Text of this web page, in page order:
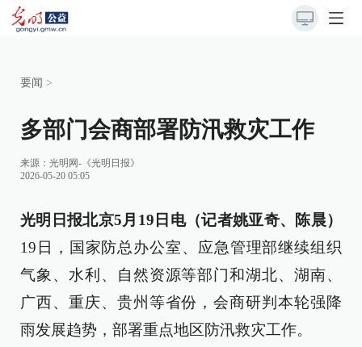
要闻 >
多部门会商部署防汛救灾工作
来源： 光明网-《光明日报》
2026-05-20 05:05
光明日报北京5月19日电（记者姚亚奇、陈晨）
19日，国家防总办公室、应急管理部继续组织
气象、水利、自然资源等部门和湖北、湖南、
广西、重庆、贵州等省份，会商研判本轮强降
雨发展趋势，部署重点地区防汛救灾工作。